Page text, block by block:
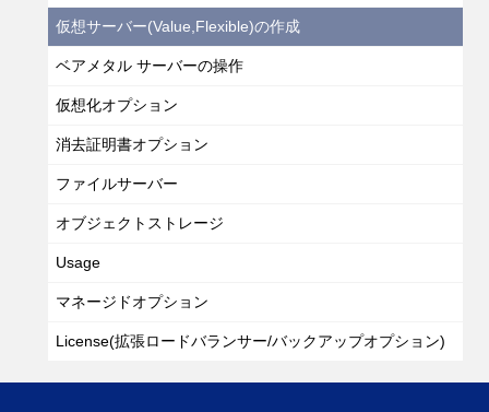
仮想サーバー(Value,Flexible)の作成
ベアメタル サーバーの操作
仮想化オプション
消去証明書オプション
ファイルサーバー
オブジェクトストレージ
Usage
マネージドオプション
License(拡張ロードバランサー/バックアップオプション)